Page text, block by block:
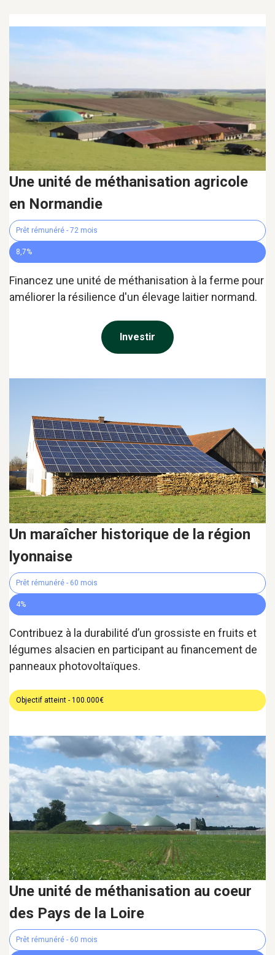
Une unité de méthanisation agricole
en Normandie
Prêt rémunéré - 72 mois
8,7%
Financez une unité de méthanisation à la ferme pour
améliorer la résilience d'un élevage laitier normand.
Investir
Un maraîcher historique de la région
lyonnaise
Prêt rémunéré - 60 mois
4%
Contribuez à la durabilité d’un grossiste en fruits et
légumes alsacien en participant au financement de
panneaux photovoltaïques.
Objectif atteint - 100.000€
Une unité de méthanisation au coeur
des Pays de la Loire
Prêt rémunéré - 60 mois